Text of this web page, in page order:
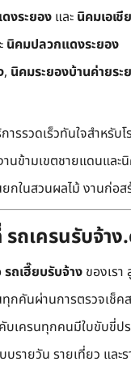
งระยอง และ นิคมเอเชี
นิคมปลวกแดงระยอง
, นิคมระยองบ้านค่ายระ
ารรวดเร็วทันใจสำหรับ
านข้ามเขตชายแดนและ
กในสวนผลไม้ งานก่อส
รถเครนรับจ้า
รถเฮี๊ยบรับจ้าง ของเรา
ทุกคันผ่านการตรวจเช็
เครนทุกคนมีใบขับขี่ป
บรายวัน รายเที่ยว แล